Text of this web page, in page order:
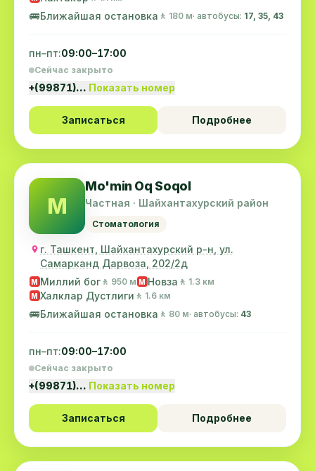
🚌Ближайшая остановка 🚶 180 м· автобусы: 17, 35, 43
пн–пт:09:00–17:00
Сейчас закрыто
+(99871)… Показать номер
Записаться Подробнее
M
Mo'min Oq Soqol
Частная · Шайхантахурский район
Стоматология
г. Ташкент, Шайхантахурский р-н, ул.
Самарканд Дарвоза, 202/2д
M Миллий бог 🚶 950 м M Новза 🚶 1.3 км
M Халклар Дустлиги 🚶 1.6 км
🚌Ближайшая остановка 🚶 80 м· автобусы: 43
пн–пт:09:00–17:00
Сейчас закрыто
+(99871)… Показать номер
Записаться Подробнее